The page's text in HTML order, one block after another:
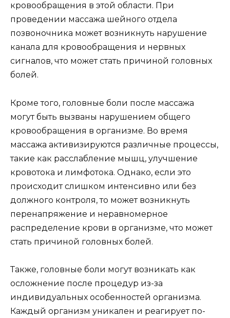
кровообращения в этой области. При
проведении массажа шейного отдела
позвоночника может возникнуть нарушение
канала для кровообращения и нервных
сигналов, что может стать причиной головных
болей.
Кроме того, головные боли после массажа
могут быть вызваны нарушением общего
кровообращения в организме. Во время
массажа активизируются различные процессы,
такие как расслабление мышц, улучшение
кровотока и лимфотока. Однако, если это
происходит слишком интенсивно или без
должного контроля, то может возникнуть
перенапряжение и неравномерное
распределение крови в организме, что может
стать причиной головных болей.
Также, головные боли могут возникать как
осложнение после процедур из-за
индивидуальных особенностей организма.
Каждый организм уникален и реагирует по-